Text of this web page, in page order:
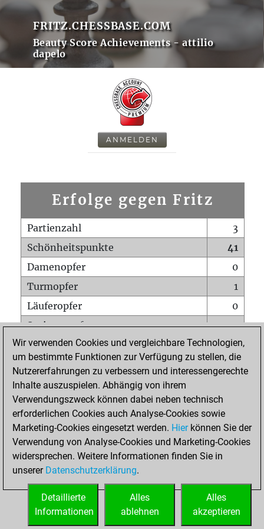
FRITZ.CHESSBASE.COM
Beauty Score Achievements - attilio
dapelo
ANMELDEN
Erfolge gegen Fritz
Partienzahl
3
Schönheitspunkte
41
Damenopfer
0
Turmopfer
1
Läuferopfer
0
Springeropfer
1
Bauernopfer
1
Matt auf vollem Brett
0
Bauer setzt Matt
Erstickte Matts
Unterverwandlungen
0
Türme auf der siebten
0
STARTSEITE
Wir verwenden Cookies und vergleichbare Technologien,
um bestimmte Funktionen zur Verfügung zu stellen, die
Nutzererfahrungen zu verbessern und interessengerechte
Inhalte auszuspielen. Abhängig von ihrem
Verwendungszweck können dabei neben technisch
erforderlichen Cookies auch Analyse-Cookies sowie
Marketing-Cookies eingesetzt werden. Hierkönnen Sie der
Verwendung von Analyse-Cookies und Marketing-Cookies
widersprechen. Weitere Informationen finden Sie in
unserer Datenschutzerklärung.
Alles
akzeptieren
Alles
ablehnen
Detaillierte
Informationen